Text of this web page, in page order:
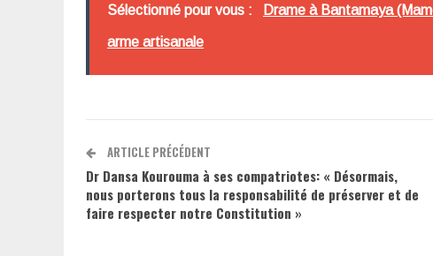
Sélectionné pour vous : Drame à Bantamaya
arme artisanale
ARTICLE PRÉCÉDENT
Dr Dansa Kourouma à ses compatriotes: « Désormais,
nous porterons tous la responsabilité de préserver et de
faire respecter notre Constitution »